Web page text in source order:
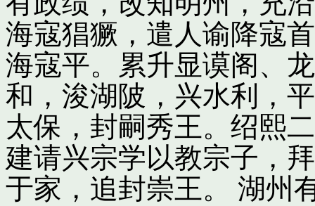
海寇猖獗，遣人谕降寇
海寇平。累升显谟阁、
和，浚湖陂，兴水利，
太保，封嗣秀王。绍熙
建请兴宗学以教宗子，
于家，追封崇王。 湖州